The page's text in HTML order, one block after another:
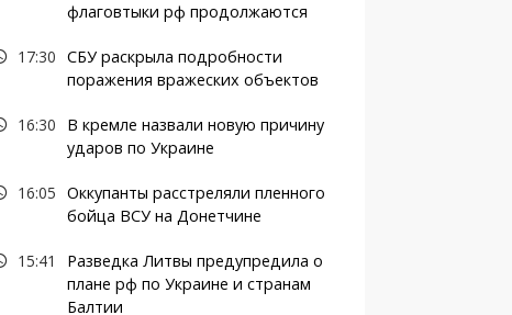
флаговтыки рф продолжаются
17:30 СБУ раскрыла подробности
поражения вражеских объектов
16:30
В кремле назвали новую причину
ударов по Украине
16:05 Оккупанты расстреляли пленного
бойца ВСУ на Донетчине
15:41
Разведка Литвы предупредила о
плане рф по Украине и странам
Балтии